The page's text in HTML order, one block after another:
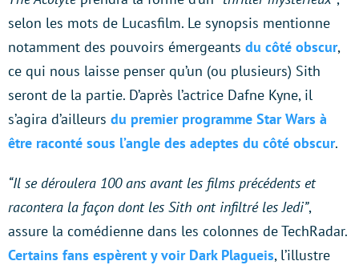
selon les mots de Lucasfilm. Le synopsis mentionne
notamment des pouvoirs émergeants du côté obscur,
ce qui nous laisse penser qu’un (ou plusieurs) Sith
seront de la partie. D’après l’actrice Dafne Kyne, il
s’agira d’ailleurs du premier programme Star Wars à
être raconté sous l’angle des adeptes du côté obscur.
“Il se déroulera 100 ans avant les films précédents et
racontera la façon dont les Sith ont infiltré les Jedi”,
assure la comédienne dans les colonnes de TechRadar.
Certains fans espèrent y voir Dark Plagueis, l’illustre